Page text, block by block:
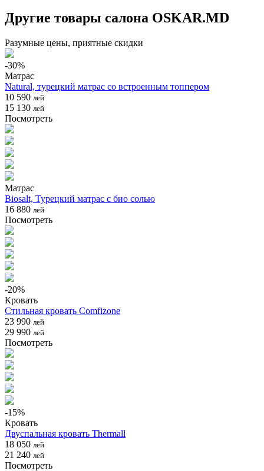
Другие товары салона OSKAR.MD
Разумные цены, приятные скидки
-30%
Матрас
Natural, турецкий матрас со встроенным топпером
10 590 лей
15 130 лей
Посмотреть
Матрас
Biosalt, Турецкий матрас с био солью
16 880 лей
Посмотреть
-20%
Кровать
Стильная кровать Comfizone
23 990 лей
29 990 лей
Посмотреть
-15%
Кровать
Двуспальная кровать Thermall
18 050 лей
21 240 лей
Посмотреть